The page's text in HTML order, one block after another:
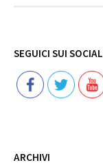
SEGUICI SUI SOCIAL
ARCHIVI